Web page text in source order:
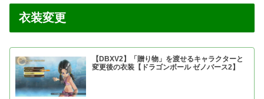
衣装変更
【DBXV2】「贈り物」を渡せるキャラクターと
変更後の衣装【ドラゴンボール ゼノバース2】